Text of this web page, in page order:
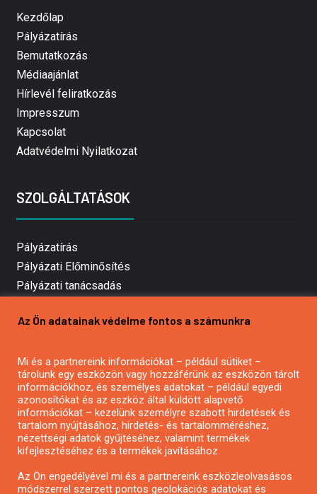
Kezdőlap
Pályázatírás
Bemutatkozás
Médiaajánlat
Hírlevél feliratkozás
Impresszum
Kapcsolat
Adatvédelmi Nyilatkozat
SZOLGÁLTATÁSOK
Pályázatírás
Pályázati Előminősítés
Pályázati tanácsadás
Mezőgazdasági pályázatírás
Pályázatírás civil szervezeteknek
Pályázatírás önkormányzatoknak
Pályázatfigyelés
Specifikus pályázatfigyelés vagy hírlevél
Az Ön adatainak védelme fontos a számunkra
Mi és a partnereink információkat – például sütiket –
tárolunk egy eszközön vagy hozzáférünk az eszközön tárolt
információkhoz, és személyes adatokat – például egyedi
azonosítókat és az eszköz által küldött alapvető
információkat – kezelünk személyre szabott hirdetések és
tartalom nyújtásához, hirdetés- és tartalomméréshez,
nézettségi adatok gyűjtéséhez, valamint termékek
kifejlesztéséhez és a termékek javításához.
Az Ön engedélyével mi és a partnereink eszközleolvasásos
módszerrel szerzett pontos geolokációs adatokat és